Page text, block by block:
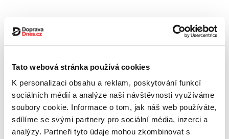
Tato webová stránka používá cookies
K personalizaci obsahu a reklam, poskytování funkcí
sociálních médií a analýze naší návštěvnosti využíváme
soubory cookie. Informace o tom, jak náš web používáte,
sdílíme se svými partnery pro sociální média, inzerci a
analýzy. Partneři tyto údaje mohou zkombinovat s